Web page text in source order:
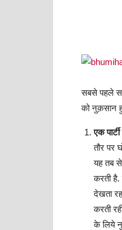
सबसे पहले
को नुक़सान
एक
तौर पर
यह तब
करती
देखता
करती
के लिये